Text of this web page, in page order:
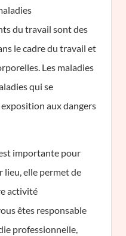
du travail sont des
le cadre du travail et
Les maladies
qui se
aux dangers
importante pour
lieu, elle permet de
activité
êtes responsable
professionnelle,